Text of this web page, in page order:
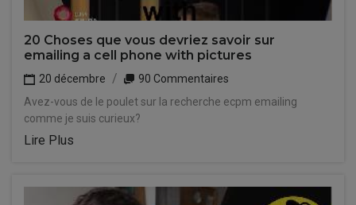
20 Choses que vous devriez savoir sur
emailing a cell phone with pictures
20 décembre
90 Commentaires
Avez-vous de le poulet sur la recherche ecpm emailing
comme je suis curieux?
Lire Plus